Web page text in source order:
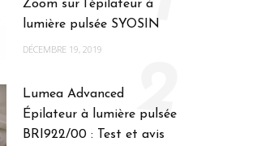
Zoom sur l’épilateur à
lumière pulsée SYOSIN
DÉCEMBRE 19, 2019
Lumea Advanced
Épilateur à lumière pulsée
BRI922/00 : Test et avis
2